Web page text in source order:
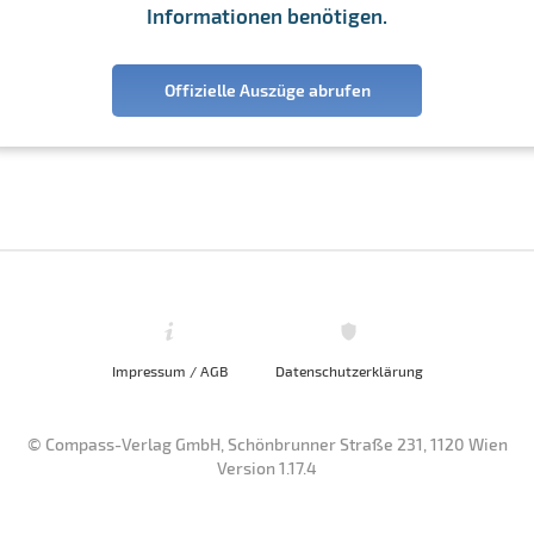
Informationen benötigen.
Offizielle Auszüge abrufen
Impressum / AGB Datenschutzerklärung
© Compass-Verlag GmbH, Schönbrunner Straße 231, 1120 Wien
Version 1.17.4